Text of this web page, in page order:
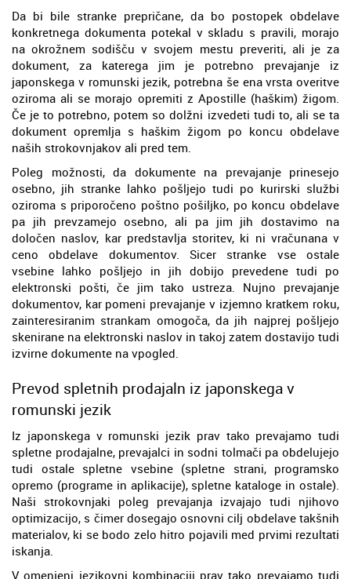
Da bi bile stranke prepričane, da bo postopek obdelave
konkretnega dokumenta potekal v skladu s pravili, morajo
na okrožnem sodišču v svojem mestu preveriti, ali je za
dokument, za katerega jim je potrebno prevajanje iz
japonskega v romunski jezik, potrebna še ena vrsta overitve
oziroma ali se morajo opremiti z Apostille (haškim) žigom.
Če je to potrebno, potem so dolžni izvedeti tudi to, ali se ta
dokument opremlja s haškim žigom po koncu obdelave
naših strokovnjakov ali pred tem.
Poleg možnosti, da dokumente na prevajanje prinesejo
osebno, jih stranke lahko pošljejo tudi po kurirski službi
oziroma s priporočeno poštno pošiljko, po koncu obdelave
pa jih prevzamejo osebno, ali pa jim jih dostavimo na
določen naslov, kar predstavlja storitev, ki ni vračunana v
ceno obdelave dokumentov. Sicer stranke vse ostale
vsebine lahko pošljejo in jih dobijo prevedene tudi po
elektronski pošti, če jim tako ustreza. Nujno prevajanje
dokumentov, kar pomeni prevajanje v izjemno kratkem roku,
zainteresiranim strankam omogoča, da jih najprej pošljejo
skenirane na elektronski naslov in takoj zatem dostavijo tudi
izvirne dokumente na vpogled.
Prevod spletnih prodajaln iz japonskega v
romunski jezik
Iz japonskega v romunski jezik prav tako prevajamo tudi
spletne prodajalne, prevajalci in sodni tolmači pa obdelujejo
tudi ostale spletne vsebine (spletne strani, programsko
opremo (programe in aplikacije), spletne kataloge in ostale).
Naši strokovnjaki poleg prevajanja izvajajo tudi njihovo
optimizacijo, s čimer dosegajo osnovni cilj obdelave takšnih
materialov, ki se bodo zelo hitro pojavili med prvimi rezultati
iskanja.
V omenjeni jezikovni kombinaciji prav tako prevajamo tudi